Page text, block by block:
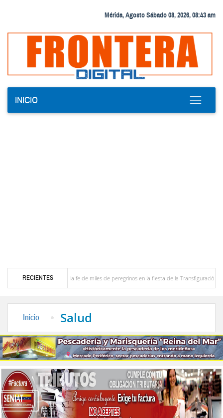
Mérida, Agosto Sábado 08, 2026, 08:43 am
INICIO
RECIENTES
Aricagua renovó la fe de miles de peregrinos en la fiesta de la Transfiguración del Señor
Inicio Salud